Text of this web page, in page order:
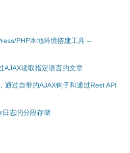
PHP本地环境搭建工具 –
AJAX读取指定语言的文章
通过自带的AJAX钩子和通过Rest API
日志的分段存储